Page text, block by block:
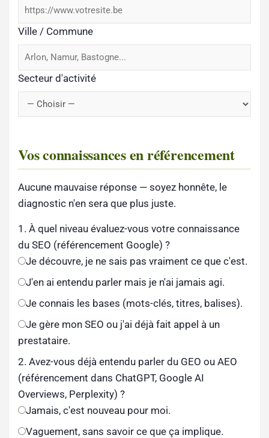
Ville / Commune
Secteur d'activité
Vos connaissances en référencement
Aucune mauvaise réponse — soyez honnête, le
diagnostic n'en sera que plus juste.
1. À quel niveau évaluez-vous votre connaissance
du SEO (référencement Google) ?
Je découvre, je ne sais pas vraiment ce que c'est.
J'en ai entendu parler mais je n'ai jamais agi.
Je connais les bases (mots-clés, titres, balises).
Je gère mon SEO ou j'ai déjà fait appel à un
prestataire.
2. Avez-vous déjà entendu parler du GEO ou AEO
(référencement dans ChatGPT, Google AI
Overviews, Perplexity) ?
Jamais, c'est nouveau pour moi.
Vaguement, sans savoir ce que ça implique.